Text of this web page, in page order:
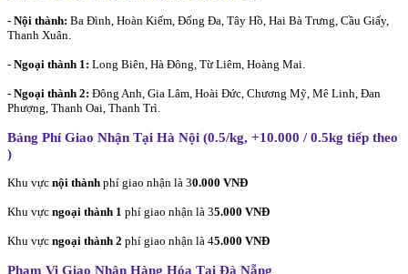
- Nội thành: Ba Đình, Hoàn Kiếm, Đống Đa, Tây Hồ, Hai Bà Trưng, Cầu Giấy,
Thanh Xuân.
- Ngoại thành 1: Long Biên, Hà Đông, Từ Liêm, Hoàng Mai.
- Ngoại thành 2: Đông Anh, Gia Lâm, Hoài Đức, Chương Mỹ, Mê Linh, Đan
Phượng, Thanh Oai, Thanh Trì.
Bảng Phí Giao Nhận Tại Hà Nội (0.5/kg, +10.000 / 0.5kg tiếp theo
)
Khu vực nội thành phí giao nhận là 30.000 VNĐ
Khu vực ngoại thành 1 phí giao nhận là 35.000 VNĐ
Khu vực ngoại thành 2 phí giao nhận là 45.000 VNĐ
Phạm Vi Giao Nhận Hàng Hóa Tại Đà Nẵng